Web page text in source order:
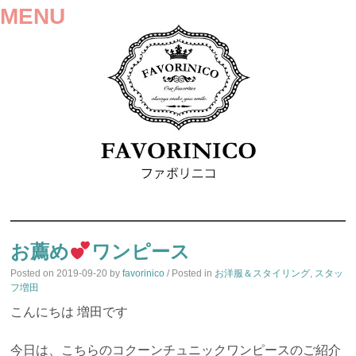
MENU
TO
CONTENT
お薦め ワンピース
Posted on2019-09-20 byfavorinico / Posted in お洋服＆スタイリング, スタッ
フ増田
こんにちは 増田です
今日は、こちらのコクーンチュニックワンピースのご紹介